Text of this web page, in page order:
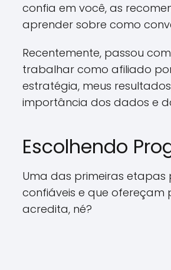
confia em você, as
aprender sobre como
Recentemente, passou
trabalhar como afiliado
estratégia, meus
importância dos dados e
Escolhendo
Uma das primeiras etapas
confiáveis e que
acredita, né?